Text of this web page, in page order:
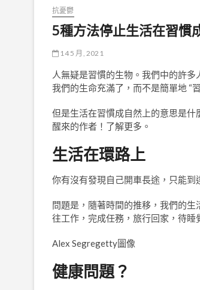
抗憂鬱
5種方法停止生活在習慣
14 5 月, 2021
人無疑是習慣的生物。我們中的許
我們的生命充滿了，而不是簡單地 “
但是生活在習慣成自然上的意思是
醒來的作者！了解更多。
生活在環路上
你有沒有發現自己開車長途，只能到
問題是，隨著時間的推移，我們的
往工作，完成任務，旅行回家，待睡
Alex Segregetty圖像
健康問題？